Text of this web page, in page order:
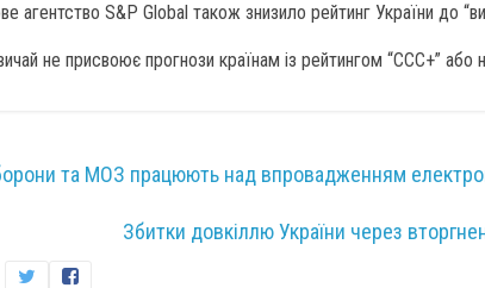
агентство S&P Global також знизило рейтинг України до
не присвоює прогнози країнам із рейтингом “ССС+” або
та МОЗ працюють над впровадженням
Збитки довкіллю України через